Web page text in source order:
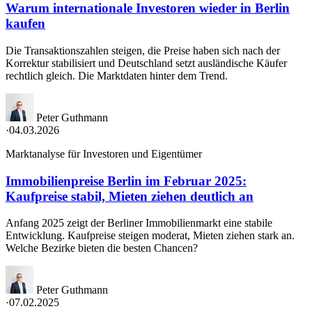
Warum internationale Investoren wieder in Berlin
kaufen
Die Transaktionszahlen steigen, die Preise haben sich nach der
Korrektur stabilisiert und Deutschland setzt ausländische Käufer
rechtlich gleich. Die Marktdaten hinter dem Trend.
Peter Guthmann
·04.03.2026
Marktanalyse für Investoren und Eigentümer
Immobilienpreise Berlin im Februar 2025:
Kaufpreise stabil, Mieten ziehen deutlich an
Anfang 2025 zeigt der Berliner Immobilienmarkt eine stabile
Entwicklung. Kaufpreise steigen moderat, Mieten ziehen stark an.
Welche Bezirke bieten die besten Chancen?
Peter Guthmann
·07.02.2025